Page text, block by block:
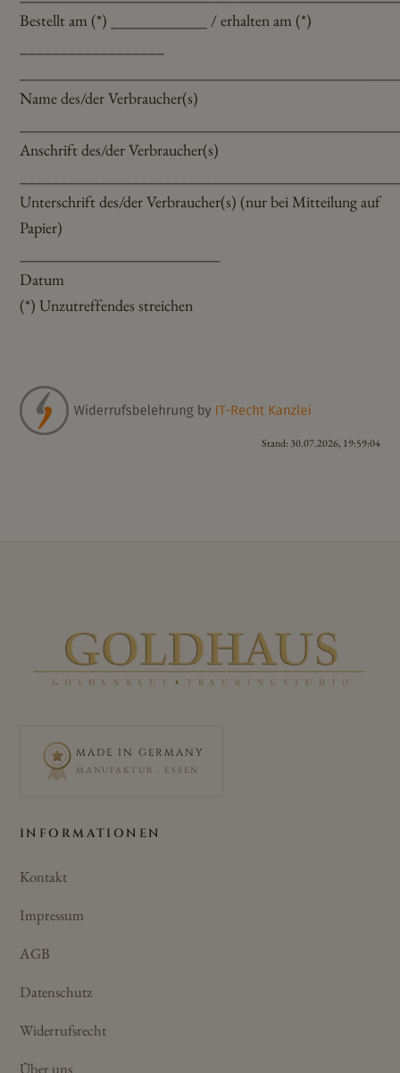
Bestellt am (*) ____________ / erhalten am (*)
Name des/der Verbraucher(s)
Anschrift des/der Verbraucher(s)
Unterschrift des/der Verbraucher(s) (nur bei Mitteilung auf
Papier)
Datum
(*) Unzutreffendes streichen
Stand: 30.07.2026, 19:59:04
MADE IN GERMANY
MANUFAKTUR · ESSEN
INFORMATIONEN
Kontakt
Impressum
AGB
Datenschutz
Widerrufsrecht
Über uns